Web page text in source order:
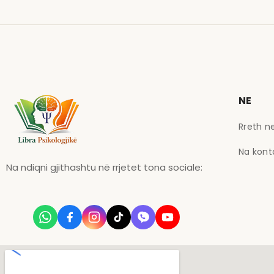
Na ndiqni gjithashtu në rrjetet tona sociale:
NE
Rreth
Na